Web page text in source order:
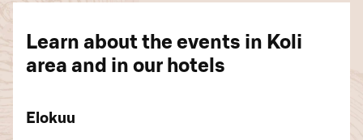
Learn about the events in Koli
area and in our hotels
Elokuu